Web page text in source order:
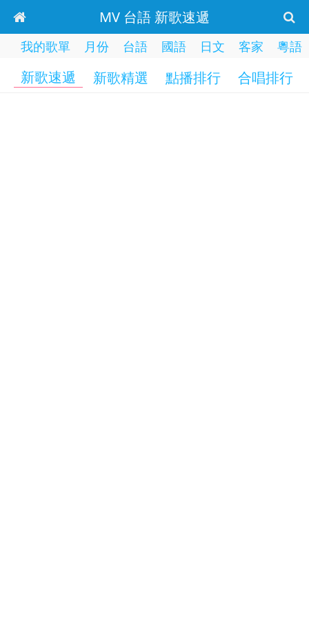
MV 台語 新歌速遞
我的歌單 月份 台語 國語 日文 客家 粵語
新歌速遞 新歌精選 點播排行 合唱排行